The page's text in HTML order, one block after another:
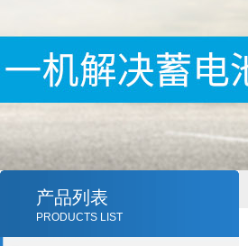
产品列表
PRODUCTS LIST